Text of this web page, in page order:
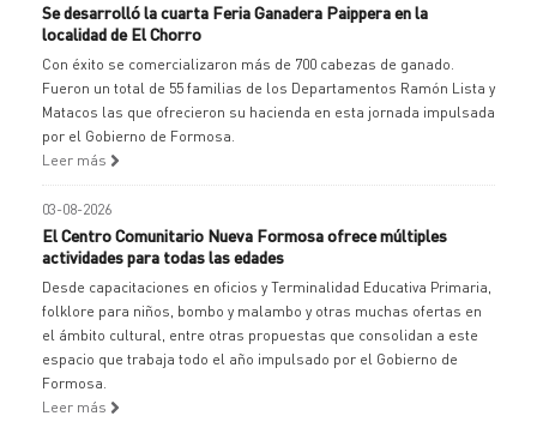
Se desarrolló la cuarta Feria Ganadera Paippera en la
localidad de El Chorro
Con éxito se comercializaron más de 700 cabezas de ganado.
Fueron un total de 55 familias de los Departamentos Ramón Lista y
Matacos las que ofrecieron su hacienda en esta jornada impulsada
por el Gobierno de Formosa.
Leer más
03-08-2026
El Centro Comunitario Nueva Formosa ofrece múltiples
actividades para todas las edades
Desde capacitaciones en oficios y Terminalidad Educativa Primaria,
folklore para niños, bombo y malambo y otras muchas ofertas en
el ámbito cultural, entre otras propuestas que consolidan a este
espacio que trabaja todo el año impulsado por el Gobierno de
Formosa.
Leer más